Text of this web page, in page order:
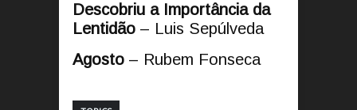
Descobriu a Importância da
Lentidão – Luis Sepúlveda
Agosto – Rubem Fonseca